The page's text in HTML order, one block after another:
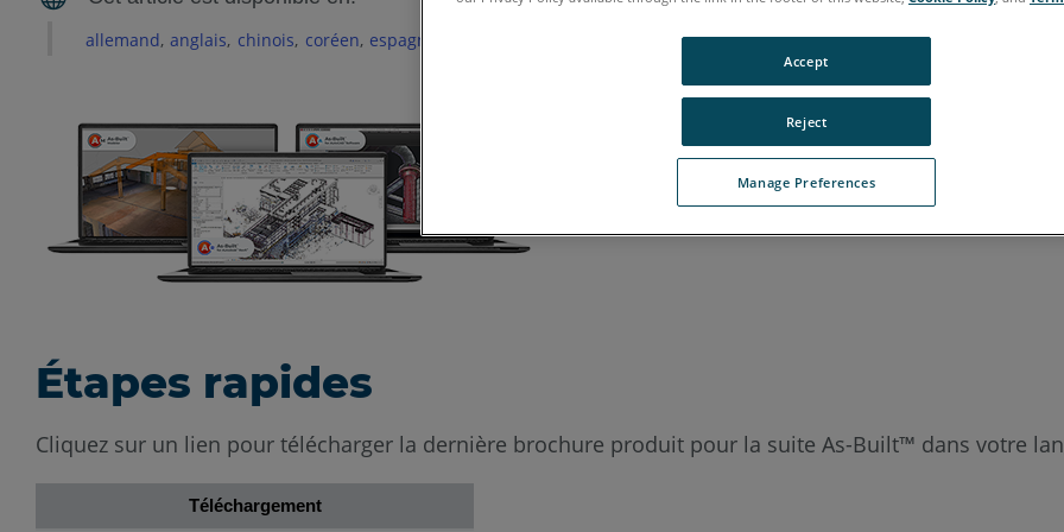
allemand anglais chinois coréen espagnol portugais
Étapes rapides
Cliquez sur un lien pour télécharger la dernière brochure produit pour la suite As-Built™ dans votre
Téléchargement
Manage Preferences
Reject
Accept